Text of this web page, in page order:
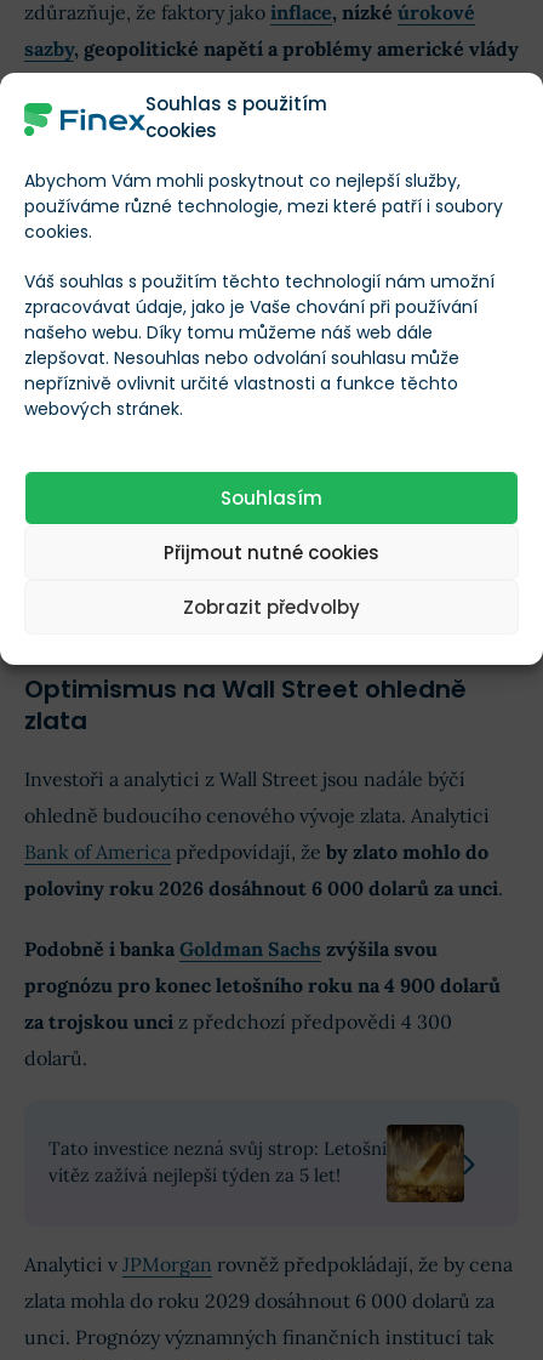
Souhlas s použitím
cookies
Abychom Vám mohli poskytnout co nejlepší služby,
používáme různé technologie, mezi které patří i soubory
cookies.
Váš souhlas s použitím těchto technologií nám umožní
zpracovávat údaje, jako je Vaše chování při používání
našeho webu. Díky tomu můžeme náš web dále
zlepšovat. Nesouhlas nebo odvolání souhlasu může
nepříznivě ovlivnit určité vlastnosti a funkce těchto
webových stránek.
Souhlasím
Přijmout nutné cookies
Zobrazit předvolby
zdůrazňuje, že faktory jako inflace, nízké úrokové
sazby, geopolitické napětí a problémy americké vlády
tento rok silná. Od poloviny srpna vzrostlo o 28 %.
tímto nárůstem stojí nákupy centrálních bank a silný
Zapomeňte na cihly v trezoru! Nyní se
investuje do zlata na blockchainu
Marketgauge.com, poznamenává, že by zlato mohlo
mír, což jsou scénáře, které jsou v současné době
nepravděpodobné.
Optimismus na Wall Street ohledně
zlata
Investoři a analytici z Wall Street jsou nadále býčí
ohledně budoucího cenového vývoje zlata. Analytici
Bank of America předpovídají, že by zlato mohlo do
poloviny roku 2026 dosáhnout 6 000 dolarů za unci.
Podobně i banka Goldman Sachs zvýšila svou
prognózu pro konec letošního roku na 4 900 dolarů
za trojskou unci z předchozí předpovědi 4 300
dolarů.
Tato investice nezná svůj strop: Letošní
vítěz zažívá nejlepší týden za 5 let!
Analytici v JPMorgan rovněž předpokládají, že by cena
zlata mohla do roku 2029 dosáhnout 6 000 dolarů za
unci. Prognózy významných finančních institucí tak